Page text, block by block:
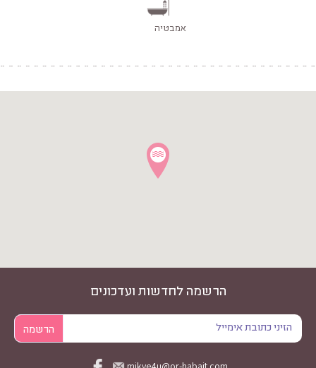
אמבטיה
הרשמה לחדשות ועדכונים